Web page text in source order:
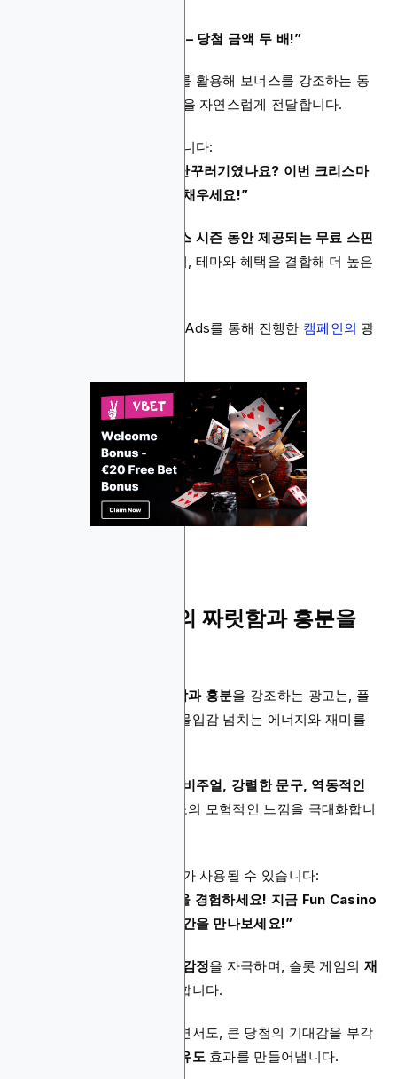
“할로윈 스푸켓타큘러 슬롯 – 당첨 금액 두 배!”
이러한 문구는 할로윈 테마를 활용해 보너스를 강조하는 동
임을 자연스럽게 전달합니다.
또 다른 예시는 다음과 같습니다:
“나이스했나요? 아니면 장난꾸러기였나요? 이번 크리스마
스엔 무료 스핀으로 양말을 채우세요!”
크리스마스 시즌 동안 제공되는 무료 스핀
를 중심으로 구성되며, 테마와 혜택을 결합해 더 높은
다음은 VBet이 Blockchain-Ads를 통해 진행한 캠페인의 광
8. 온라인 카지노의 짜릿함과 흥분을
짜릿함과 흥분을 강조하는 광고는, 플
레이어에게 실제 게임처럼 몰입감 넘치는 에너지와 재미를
생동감 있는 비주얼, 강렬한 문구, 역동적인
을 활용해 카지노의 모험적인 느낌을 극대화합니
예를 들어 다음과 같은 문구가 사용될 수 있습니다:
“Lucky 55 슬롯의 짜릿함을 경험하세요! 지금 Fun Casino
에서 릴을 돌리고 짜릿한 순간을 만나보세요!”
감정을 자극하며, 슬롯 게임의 재
을 강조합니다.
게임 자체의 재미에 집중하면서도, 큰 당첨의 기대감을 부각
즉각적인 참여 유도 효과를 만들어냅니다.